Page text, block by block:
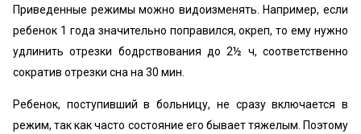
Приведенные режимы можно видоизменять. Например, если
ребенок 1 года значительно поправился, окреп, то ему нужно
удлинить отрезки бодрствования до 2½ ч, соответственно
сократив отрезки сна на 30 мин.
Ребенок, поступивший в больницу, не сразу включается в
режим, так как часто состояние его бывает тяжелым. Поэтому